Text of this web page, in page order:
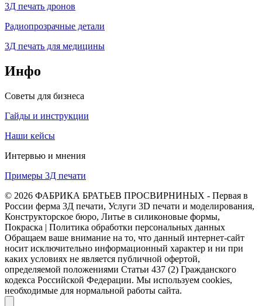
3Д печать дронов
Радиопрозрачные детали
3Д печать для медицины
Инфо
Советы для бизнеса
Гайды и инструкции
Наши кейсы
Интервью и мнения
Примеры 3Д печати
© 2026 ФАБРИКА БРАТЬЕВ ПРОСВИРНИНЫХ - Первая в
России ферма 3Д печати, Услуги 3D печати и моделирования,
Конструкторское бюро, Литье в силиконовые формы,
Покраска | Политика обработки персональных данных
Обращаем ваше внимание на то, что данный интернет-сайт
носит исключительно информационный характер и ни при
каких условиях не является публичной офертой,
определяемой положениями Статьи 437 (2) Гражданского
кодекса Российской Федерации. Мы используем cookies,
необходимые для нормальной работы сайта.